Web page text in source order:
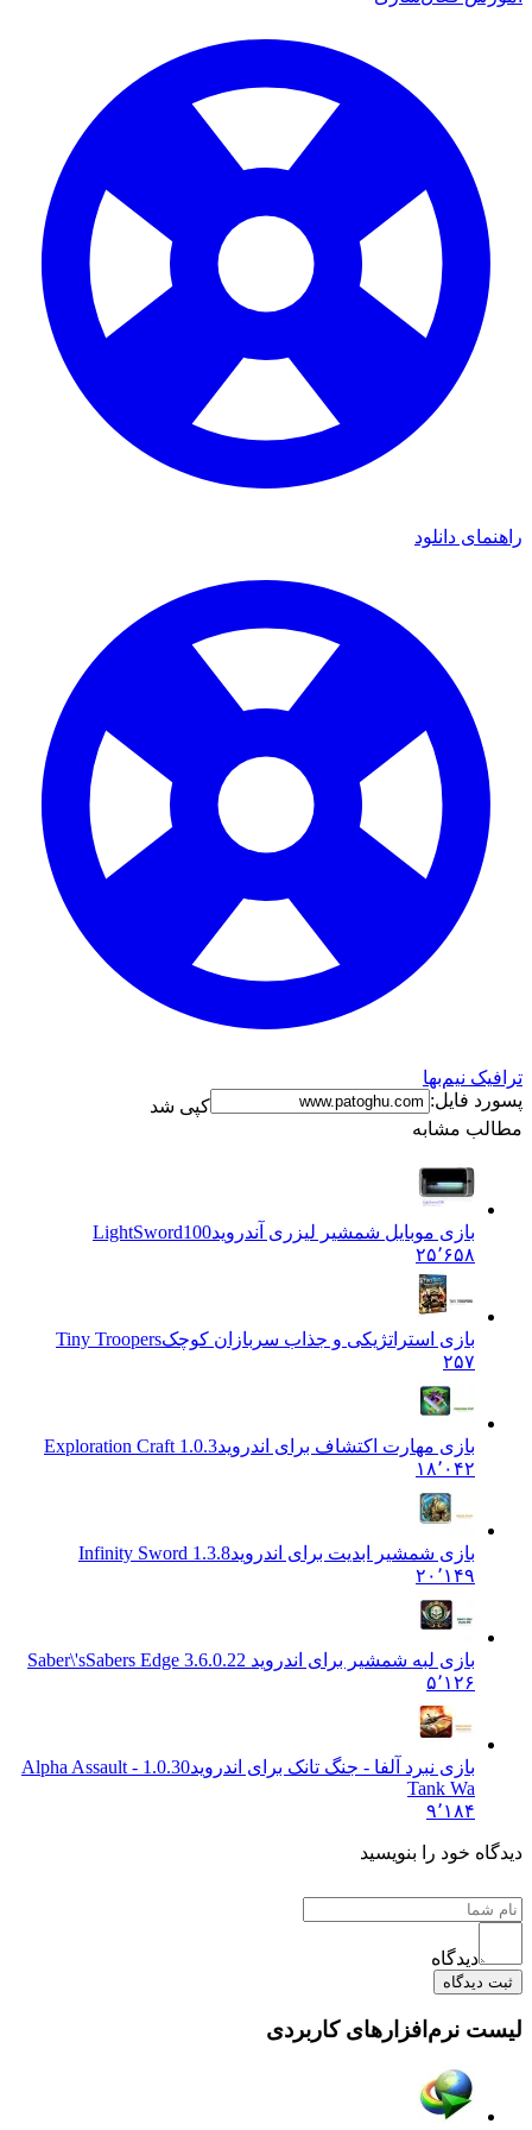
دانلود
نیم‌بها
فایل:
کپی شد
مشابه
بازی موبایل شمشیر لیزری آندروید LightSword100
۲۵٬۶۵۸
بازی استراتژیکی و جذاب سربازان کوچک Tiny Troopers
بازی مهارت اکتشاف برای اندروید 1.0.3 Exploration Craft
۱۸٬۰۴۲
بازی شمشیر ابدیت برای اندروید 1.3.8 Infinity Sword
۲۰٬۱۴۹
بازی لبه شمشیر برای اندروید Saber\'s Sabers Edge 3.6.0.22
بازی نبرد آلفا - جنگ تانک برای اندروید
1.0.30 Alpha Assault -
Tank Wa
خود را بنویسید
نرم‌افزارهای کاربردی